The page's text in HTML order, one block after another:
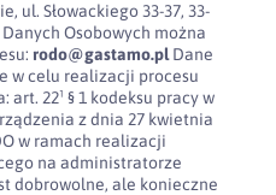
ul. Słowackiego 33-37, 33-
Osobowych można
rodo@gastamo.plDane
w celu realizacji procesu
22¹ § 1 kodeksu pracy w
z dnia 27 kwietnia
w ramach realizacji
na administratorze
dobrowolne, ale konieczne